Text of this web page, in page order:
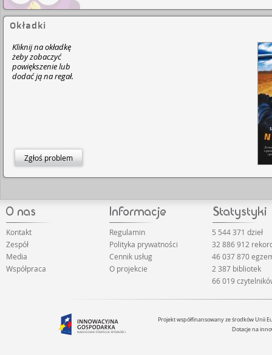
Okładki
Kliknij na okładkę
żeby zobaczyć
powiększenie lub
dodać ją na regał.
Zgłoś problem
Kontakt
Zespół
Media
Współpraca
Regulamin
Polityka prywatności
Cennik usług
O projekcie
5 544 371 dzieł
32 886 912
46 037 870
2 387 bibliotek
66 019
Projekt współfinansowany ze środków Unii
Dotacje na